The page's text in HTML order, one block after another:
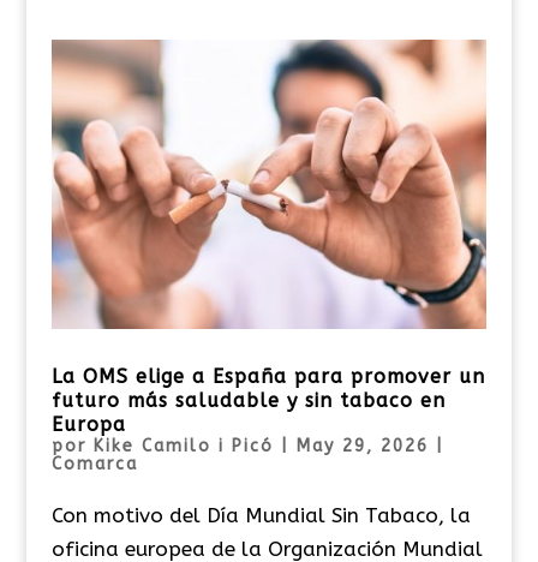
La OMS elige a España para promover un
futuro más saludable y sin tabaco en
Europa
por Kike Camilo i Picó May 29, 2026
Comarca
Con motivo del Día Mundial Sin Tabaco, la
oficina europea de la Organización Mundial